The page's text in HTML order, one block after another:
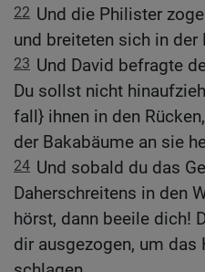
22 Und die Philister
und breiteten sich in der
23 Und David befragte
Du sollst nicht
fall} ihnen in den
der Bakabäume an sie
24 Und sobald du das
Daherschreitens in den
hörst, dann beeile dich!
dir ausgezogen, um das